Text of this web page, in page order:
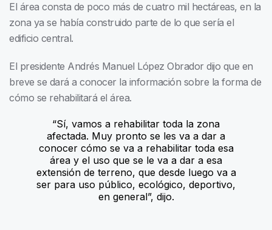
El área consta de poco más de cuatro mil hectáreas, en la
zona ya se había construido parte de lo que sería el
edificio central.
El presidente Andrés Manuel López Obrador dijo que en
breve se dará a conocer la información sobre la forma de
cómo se rehabilitará el área.
“Sí, vamos a rehabilitar toda la zona
afectada. Muy pronto se les va a dar a
conocer cómo se va a rehabilitar toda esa
área y el uso que se le va a dar a esa
extensión de terreno, que desde luego va a
ser para uso público, ecológico, deportivo,
en general”, dijo.